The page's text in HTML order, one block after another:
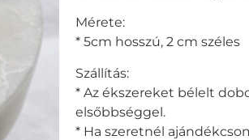
Mérete:
* 5cm hosszú, 2 cm széles
Szállítás:
* Az ékszereket bélelt
elsőbbséggel.
* Ha szeretnél